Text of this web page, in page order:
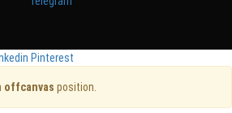
Pinterest
offcanvas position.